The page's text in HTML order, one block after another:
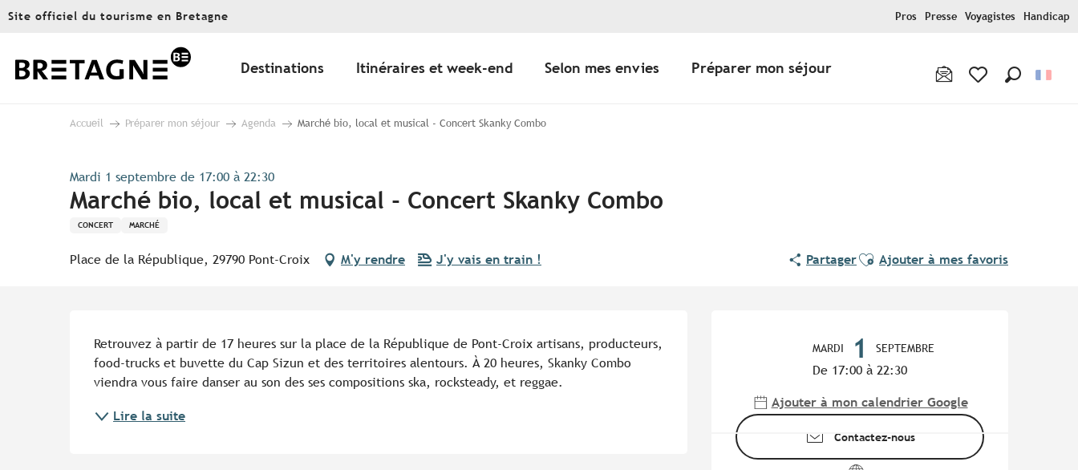
Aller
principal
Site officiel du tourisme en Bretagne Pros Presse Voyagistes Handicap
Destinations Itinéraires et week-end Selon mes envies Préparer mon séjour
Accueil Préparer mon séjour Agenda Marché bio, local et musical - Concert Skanky Combo
Mardi 1 septembre de 17:00 à 22:30
Marché bio, local et musical - Concert Skanky Combo
CONCERT MARCHÉ
Place de la République, 29790 Pont-Croix M'y rendre J'y vais en train ! PartagerAjouter aux favoris
Ajouter à mes favoris
MARDI 1 SEPTEMBRE
De 17:00 à 22:30
Ajouter à mon calendrier Google
Contactez-nous
Retrouvez à partir de 17 heures sur la place de la République de Pont-Croix artisans, producteurs,
food-trucks et buvette du Cap Sizun et des territoires alentours. À 20 heures, Skanky Combo
viendra vous faire danser au son des ses compositions ska, rocksteady, et reggae.
Lire la suite